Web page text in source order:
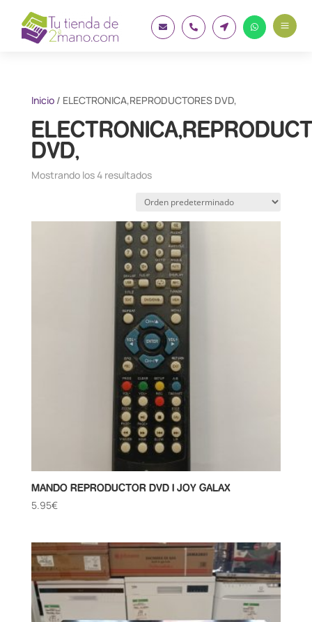
    a
Inicio/ ELECTRONICA,REPRODUCTORES DVD,
DVD,
Mostrando los 4 resultados
MANDO REPRODUCTOR DVD I JOY GALAX
5.95€